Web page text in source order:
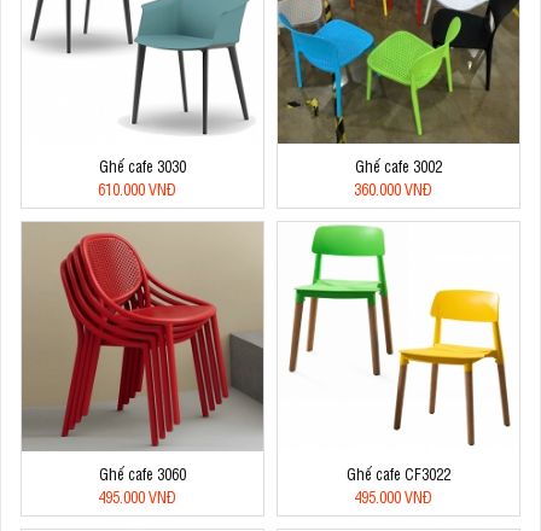
Ghế cafe 3030
610.000 VNĐ
Ghế cafe 3002
360.000 VNĐ
Ghế cafe 3060
495.000 VNĐ
Ghế cafe CF3022
495.000 VNĐ